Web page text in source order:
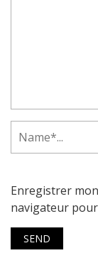
Enregistrer
navigateur